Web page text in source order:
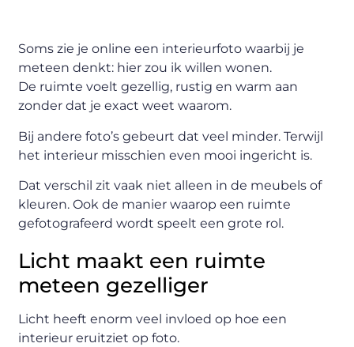
Soms zie je online een interieurfoto waarbij je
meteen denkt: hier zou ik willen wonen.
De ruimte voelt gezellig, rustig en warm aan
zonder dat je exact weet waarom.
Bij andere foto’s gebeurt dat veel minder. Terwijl
het interieur misschien even mooi ingericht is.
Dat verschil zit vaak niet alleen in de meubels of
kleuren. Ook de manier waarop een ruimte
gefotografeerd wordt speelt een grote rol.
Licht maakt een ruimte
meteen gezelliger
Licht heeft enorm veel invloed op hoe een
interieur eruitziet op foto.